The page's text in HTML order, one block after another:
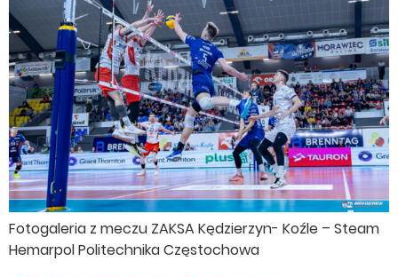
Fotogaleria z meczu ZAKSA Kędzierzyn- Koźle – Steam
Hemarpol Politechnika Częstochowa